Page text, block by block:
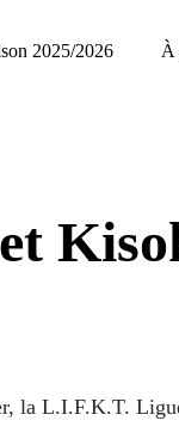
2025/2026 À
la L.I.F.K.T.